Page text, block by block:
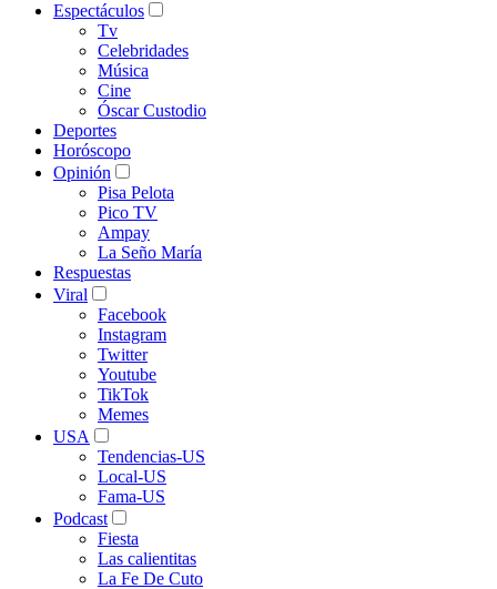
Espectáculos
Tv
Celebridades
Música
Cine
Óscar Custodio
Deportes
Horóscopo
Opinión
Pisa Pelota
Pico TV
Ampay
La Seño María
Respuestas
Viral
Facebook
Instagram
Twitter
Youtube
TikTok
Memes
USA
Tendencias-US
Local-US
Fama-US
Podcast
Fiesta
Las calientitas
La Fe De Cuto